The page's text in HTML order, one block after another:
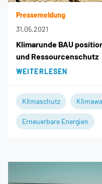
Pressemeldung
31.05.2021
Klimarunde BAU
und Ressourcenschutz
WEITERLESEN
Klimaschutz
Erneuerbare Energien